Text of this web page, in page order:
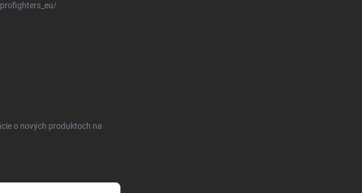
profighters_eu/
o nových produktoch na